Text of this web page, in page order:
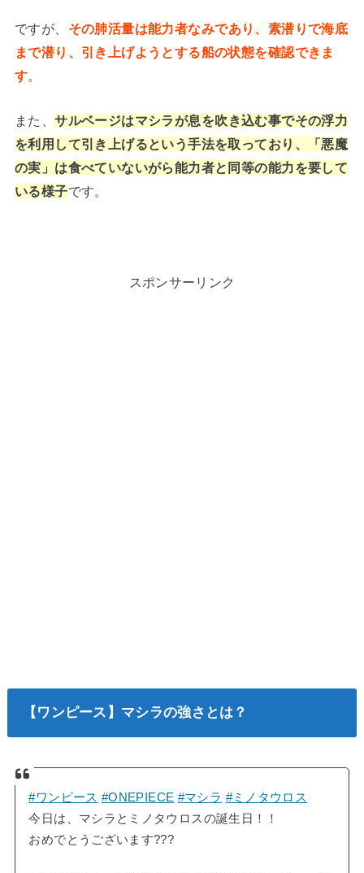
ですが、 その肺活量は能力者なみであり、素潜りで海底
まで潜り、引き上げようとする船の状態を確認できま
す。
また、サルベージはマシラが息を吹き込む事でその浮力
を利用して引き上げるという手法を取っており、「悪魔
の実」は食べていないがら能力者と同等の能力を要して
いる様子です。
スポンサーリンク
【ワンピース】マシラの強さとは？
#ワンピース #ONEPIECE #マシラ #ミノタウロス
今日は、マシラとミノタウロスの誕生日！！
おめでとうございます???